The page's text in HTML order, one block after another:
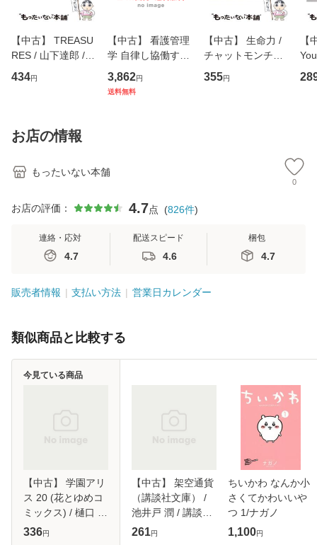
【中古】 TREASU
RES / 山下達郎 /
イーストウエス
ト・ジャパン [CD]
434円
【中古】 看護管理
学 自律し協働する
専門職の看護マネ
ジメントスキル 改
3,862円
送料無料
【中古】 生命力 /
チャットモンチー /
キューンレコード
[CD]【メール便送
355円
【
のが
お店の情報
もったいない本舗
0
お店の評価： 4.7点 (826件)
連絡・応対
4.7
配送スピード
4.6
梱包
4.7
販売者情報 支払い方法 営業日カレンダー
類似商品と比較する
【中古】 学園アリ
ス 20 (花とゆめコ
ミックス) / 樋口 橘
/ 白泉社 [コミック]
336円
今見ている商品
【中古】 架空通貨
（講談社文庫） /
池井戸 潤 / 講談社
[文庫]【メール便送
261円
ちいかわ なんか小
さくてかわいいや
つ 1/ナガノ
1,100円